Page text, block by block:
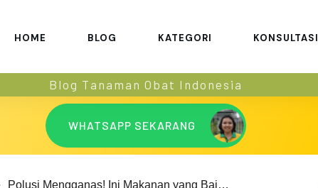
HOME BLOG KATEGORI KONSULTASI
Blog Tanaman Obat Indonesia
WHATSAPP SEKARANG
Polusi Mengganas! Ini Makanan yang Baik untuk Paru-Paru Menurut Dokter Paru dan Ahli Gizi